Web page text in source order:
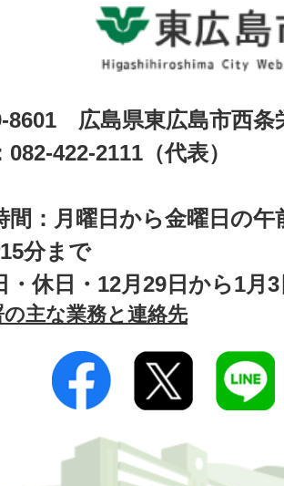
8601 広島県東広島市西
082-422-2111（代表）
間：月曜日から金曜日の午
分まで
・休日・12月29日から1月
の主な業務と連絡先